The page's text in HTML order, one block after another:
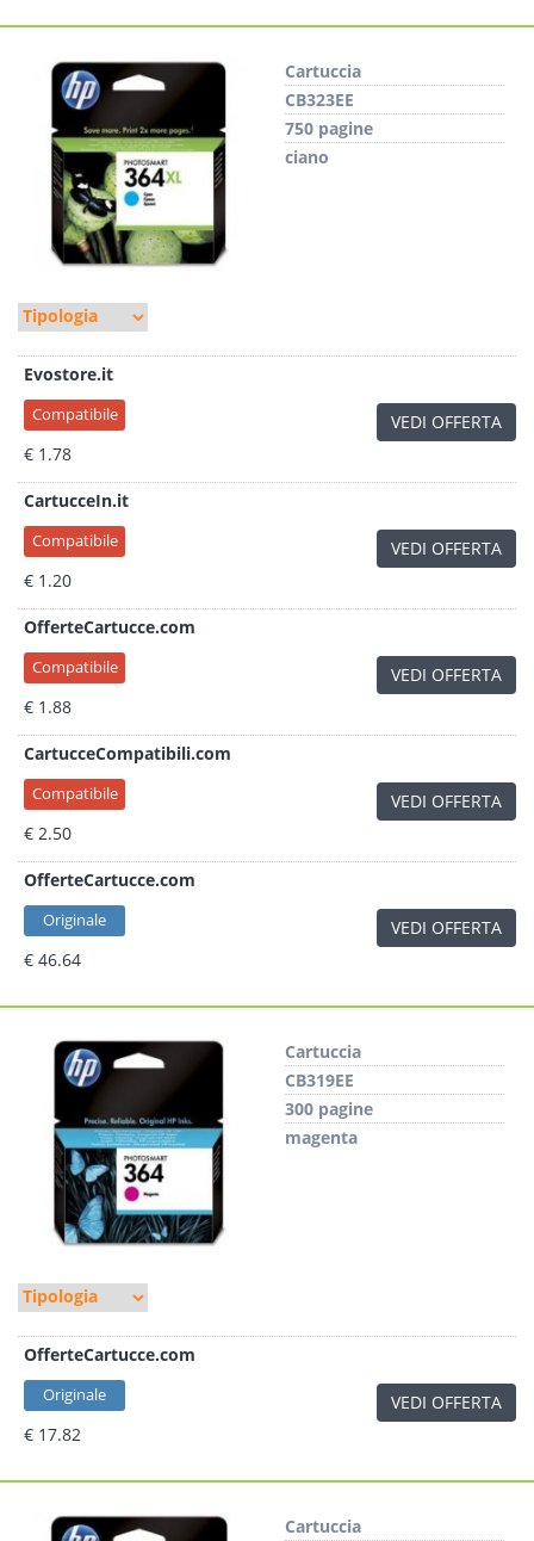
Cartuccia
CB323EE
750 pagine
ciano
Evostore.it
Compatibile
€ 1.78
VEDI OFFERTA
CartucceIn.it
Compatibile
€ 1.20
VEDI OFFERTA
OfferteCartucce.com
Compatibile
€ 1.88
VEDI OFFERTA
CartucceCompatibili.com
Compatibile
€ 2.50
VEDI OFFERTA
OfferteCartucce.com
Originale
€ 46.64
VEDI OFFERTA
Cartuccia
CB319EE
300 pagine
magenta
OfferteCartucce.com
Originale
€ 17.82
VEDI OFFERTA
Cartuccia